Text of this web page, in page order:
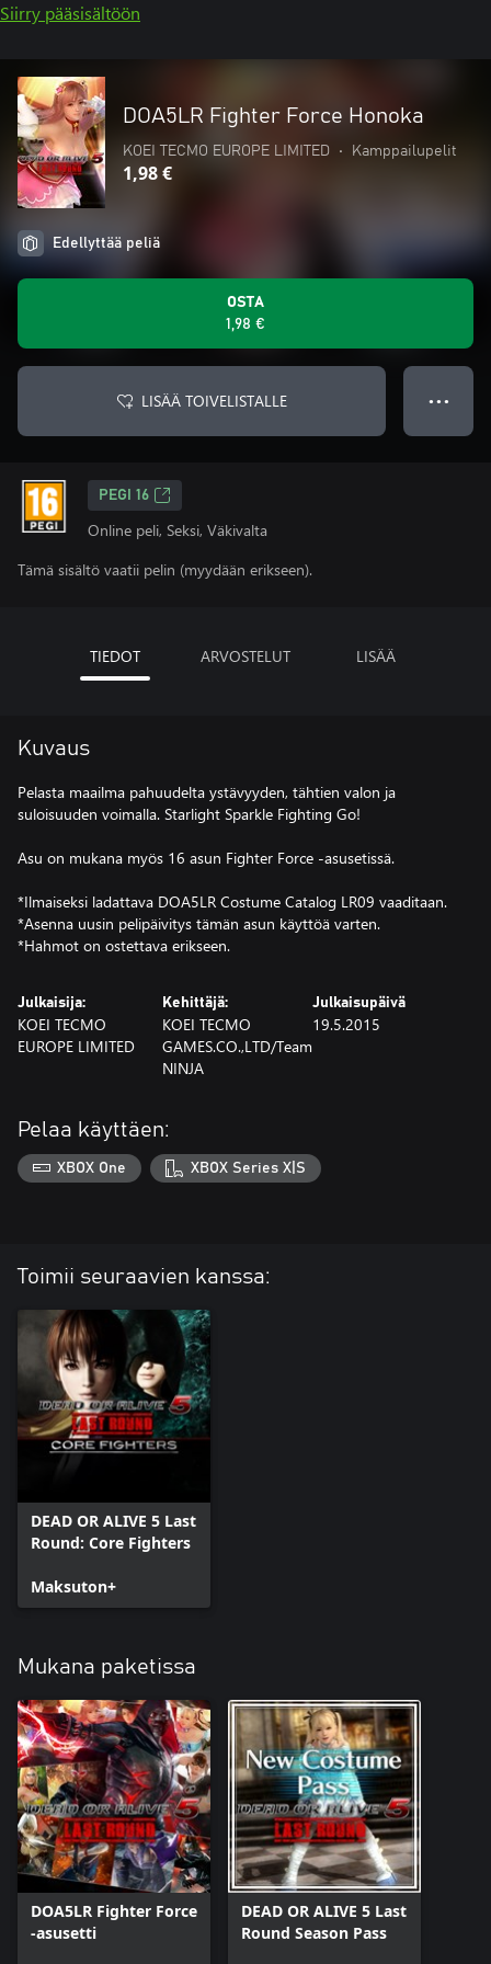
Siirry pääsisältöön
DOA5LR Fighter Force Honoka
KOEI TECMO EUROPE LIMITED • Kamppailupelit
1,98 €
Edellyttää peliä
OSTA
1,98 €
LISÄÄ TOIVELISTALLE ● ● ●
PEGI 16
Online peli, Seksi, Väkivalta
Tämä sisältö vaatii pelin (myydään erikseen).
TIEDOT ARVOSTELUT LISÄÄ
Kuvaus
Pelasta maailma pahuudelta ystävyyden, tähtien valon ja
suloisuuden voimalla. Starlight Sparkle Fighting Go!
Asu on mukana myös 16 asun Fighter Force -asusetissä.
*Ilmaiseksi ladattava DOA5LR Costume Catalog LR09 vaaditaan.
*Asenna uusin pelipäivitys tämän asun käyttöä varten.
*Hahmot on ostettava erikseen.
Julkaisija:
KOEI TECMO
EUROPE LIMITED
Kehittäjä:
KOEI TECMO
GAMES.CO.,LTD/Team
NINJA
Julkaisupäivä
19.5.2015
Pelaa käyttäen:
XBOX One XBOX Series X|S
Toimii seuraavien kanssa:
DEAD OR ALIVE 5 Last
Round: Core Fighters
Maksuton+
Mukana paketissa
DOA5LR Fighter Force
-asusetti
DEAD OR ALIVE 5 Last
Round Season Pass